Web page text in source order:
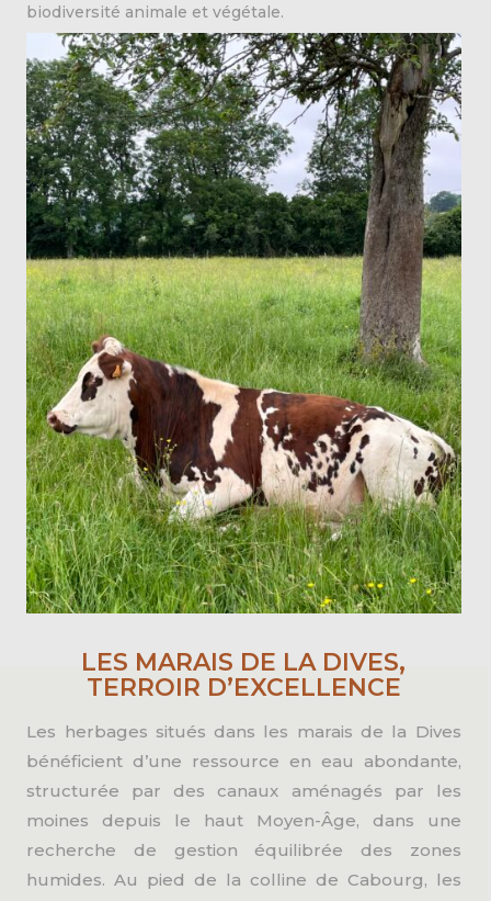
biodiversité animale et végétale.
LES MARAIS DE LA DIVES,
TERROIR D’EXCELLENCE
Les herbages situés dans les marais de la Dives
bénéficient d’une ressource en eau abondante,
structurée par des canaux aménagés par les
moines depuis le haut Moyen-Âge, dans une
recherche de gestion équilibrée des zones
humides. Au pied de la colline de Cabourg, les